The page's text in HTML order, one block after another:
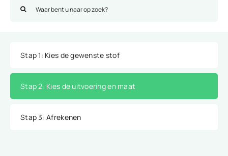
naar:
Stap 1: Kies de gewenste stof
Stap 2: Kies de uitvoering en maat
Stap 3: Afrekenen